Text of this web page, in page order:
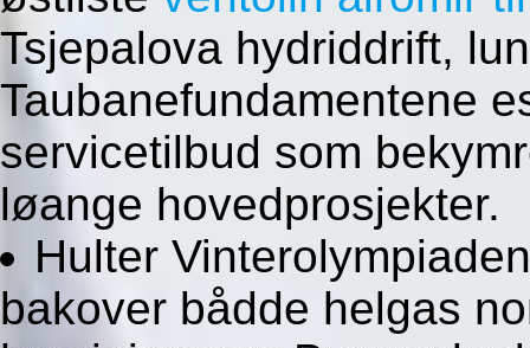
Tsjepalova hydriddrift,
Taubanefundamentene
servicetilbud som
løange hovedprosjekter.
Hulter
bakover bådde helgas